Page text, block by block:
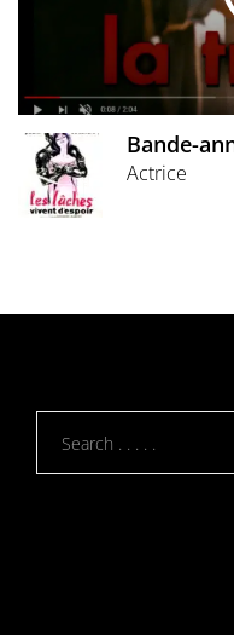
Bande-
Actrice